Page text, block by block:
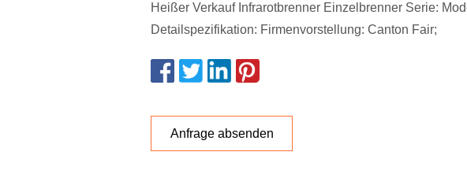
Heißer Verkauf Infrarotbrenner Einzelbrenner Serie:
Detailspezifikation: Firmenvorstellung: Canton Fair;
Anfrage absenden